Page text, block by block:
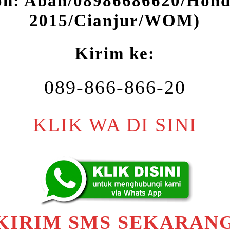
2015/Cianjur/WOM)
Kirim ke:
089-866-866-20
KLIK WA DI SINI
SMS